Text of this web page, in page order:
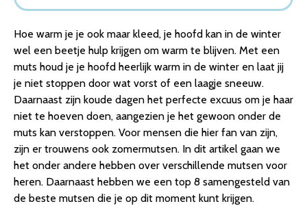
Hoe warm je je ook maar kleed, je hoofd kan in de winter
wel een beetje hulp krijgen om warm te blijven. Met een
muts houd je je hoofd heerlijk warm in de winter en laat jij
je niet stoppen door wat vorst of een laagje sneeuw.
Daarnaast zijn koude dagen het perfecte excuus om je haar
niet te hoeven doen, aangezien je het gewoon onder de
muts kan verstoppen. Voor mensen die hier fan van zijn,
zijn er trouwens ook zomermutsen. In dit artikel gaan we
het onder andere hebben over verschillende mutsen voor
heren. Daarnaast hebben we een top 8 samengesteld van
de beste mutsen die je op dit moment kunt krijgen.